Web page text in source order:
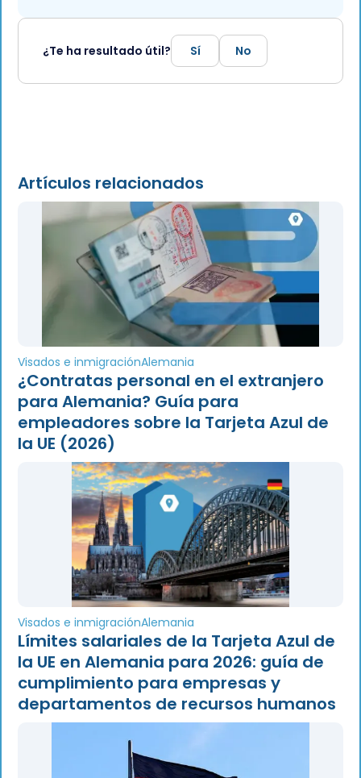
¿Te ha resultado útil? Sí No
Artículos relacionados
Visados e inmigraciónAlemania
¿Contratas personal en el extranjero
para Alemania? Guía para
empleadores sobre la Tarjeta Azul de
la UE (2026)
Visados e inmigraciónAlemania
Límites salariales de la Tarjeta Azul de
la UE en Alemania para 2026: guía de
cumplimiento para empresas y
departamentos de recursos humanos